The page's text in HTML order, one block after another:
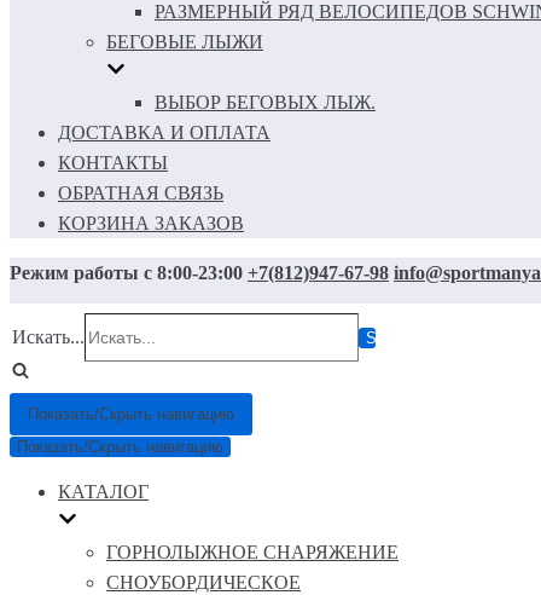
РАЗМЕРНЫЙ РЯД ВЕЛОСИПЕДОВ
БЕГОВЫЕ ЛЫЖИ
ВЫБОР БЕГОВЫХ ЛЫЖ.
ДОСТАВКА И ОПЛАТА
КОНТАКТЫ
ОБРАТНАЯ СВЯЗЬ
КОРЗИНА ЗАКАЗОВ
Режим работы с 8:00-23:00 +7(812)947-67-98
Искать...
Показать/Скрыть навигацию
Показать/Скрыть навигацию
КАТАЛОГ
ГОРНОЛЫЖНОЕ СНАРЯЖЕНИЕ
СНОУБОРДИЧЕСКОЕ